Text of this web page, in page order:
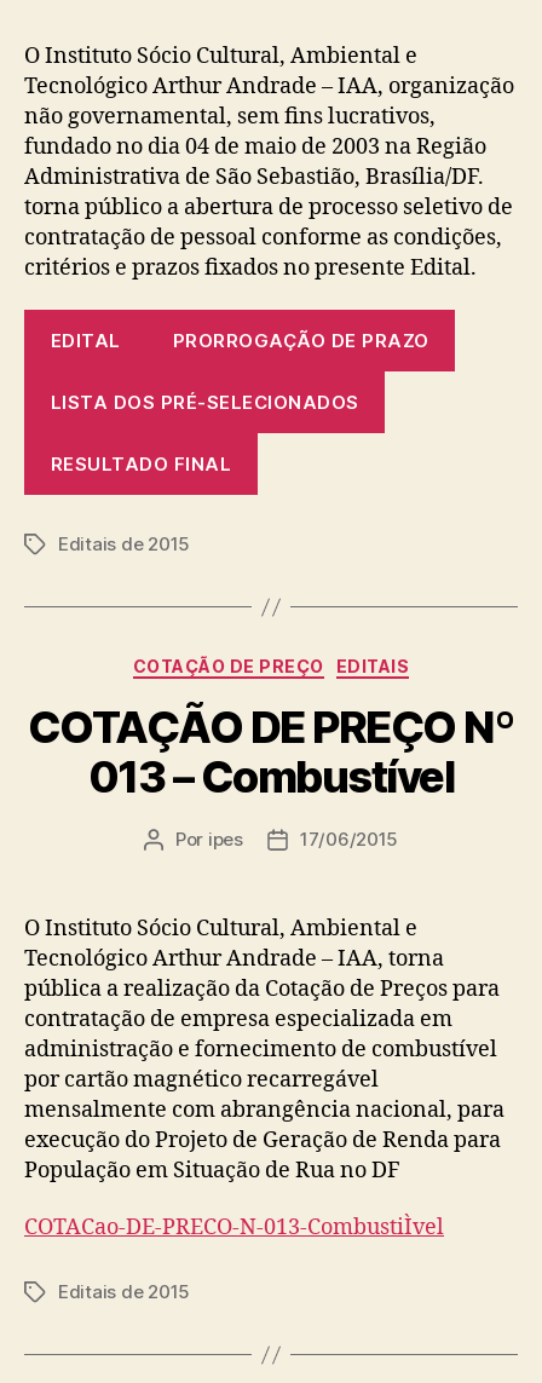
O Instituto Sócio Cultural, Ambiental e
Tecnológico Arthur Andrade – IAA, organização
não governamental, sem fins lucrativos,
fundado no dia 04 de maio de 2003 na Região
Administrativa de São Sebastião, Brasília/DF.
torna público a abertura de processo seletivo de
contratação de pessoal conforme as condições,
critérios e prazos fixados no presente Edital.
EDITAL PRORROGAÇÃO DE PRAZO
LISTA DOS PRÉ-SELECIONADOS
RESULTADO FINAL
TagsEditais de 2015
Categorias
COTAÇÃO DE PREÇO EDITAIS
COTAÇÃO DE PREÇO Nº
013 – Combustível
Autor
Por ipes
Data17/06/2015
O Instituto Sócio Cultural, Ambiental e
Tecnológico Arthur Andrade – IAA, torna
pública a realização da Cotação de Preços para
contratação de empresa especializada em
administração e fornecimento de combustível
por cartão magnético recarregável
mensalmente com abrangência nacional, para
execução do Projeto de Geração de Renda para
População em Situação de Rua no DF
COTACao-DE-PRECO-N-013-CombustiÌvel
TagsEditais de 2015